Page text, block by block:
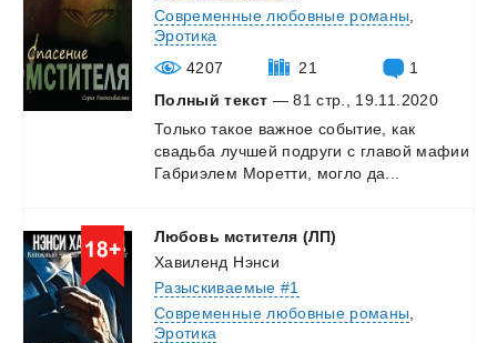
Современные любовные романы
Эротика
4207
21
1
Полный текст — 81 стр., 19.11.2020
Только такое важное событие,
как
свадьба лучшей подруги с главой мафии
Габриэлем Моретти, могло да...
Любовь мстителя (ЛП)
Хавиленд Нэнси
Разыскиваемые #1
Современные любовные романы
Эротика